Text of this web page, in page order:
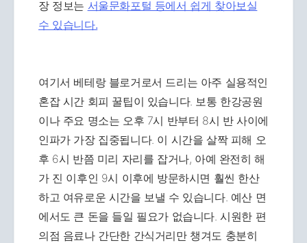
장 정보는 서울문화포털 등에서 쉽게 찾아보실
수 있습니다.
여기서 베테랑 블로거로서 드리는 아주 실용적인
혼잡 시간 회피 꿀팁이 있습니다. 보통 한강공원
이나 주요 명소는 오후 7시 반부터 8시 반 사이에
인파가 가장 집중됩니다. 이 시간을 살짝 피해 오
후 6시 반쯤 미리 자리를 잡거나, 아예 완전히 해
가 진 이후인 9시 이후에 방문하시면 훨씬 한산
하고 여유로운 시간을 보낼 수 있습니다. 예산 면
에서도 큰 돈을 들일 필요가 없습니다. 시원한 편
의점 음료나 간단한 간식거리만 챙겨도 충분히